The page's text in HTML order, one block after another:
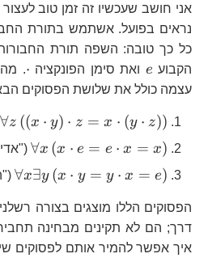
אני חושב שעכשיו זה זמן טוב
נראים בפועל. אשתמש בתורת
כל כך טובה: השפה תורת
הקבוע e ואת סימן הפונקציה
\cdot
⋅. מה
עצמה כולל את שלושת הפסוקים
\forall x\forall
y\forall
z\left(\left(x\cdot
y\right)\cdot
z\right)\right)
∀z ((x ⋅ y) ⋅ z = x ⋅ (y ⋅ z))
\forall
x\left(x\cdot
e=e\cdot
x=x\right)
∀x (x ⋅ e = e ⋅ x = x)
\forall
y\left(x\cdot
y=y\cdot
x=e\right)
∀x∃y (x ⋅ y = y ⋅ x = e)
הפסוקים הללו מוצגים בצורה
דרך; הם לא תקינים מבחינה
איך אפשר להמיר אותם לפסוקים